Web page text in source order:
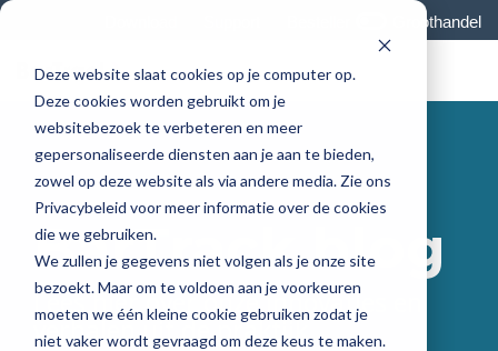
Deze website slaat cookies op je computer op.
Deze cookies worden gebruikt om je
websitebezoek te verbeteren en meer
gepersonaliseerde diensten aan je aan te bieden,
zowel op deze website als via andere media. Zie ons
Privacybeleid voor meer informatie over de cookies
die we gebruiken.
We zullen je gegevens niet volgen als je onze site
bezoekt. Maar om te voldoen aan je voorkeuren
moeten we één kleine cookie gebruiken zodat je
niet vaker wordt gevraagd om deze keus te maken.
Skip
main
content.
Groothandel
BarTrack blog
Lees hier over onze innovaties en
verhalen uit de praktijk.